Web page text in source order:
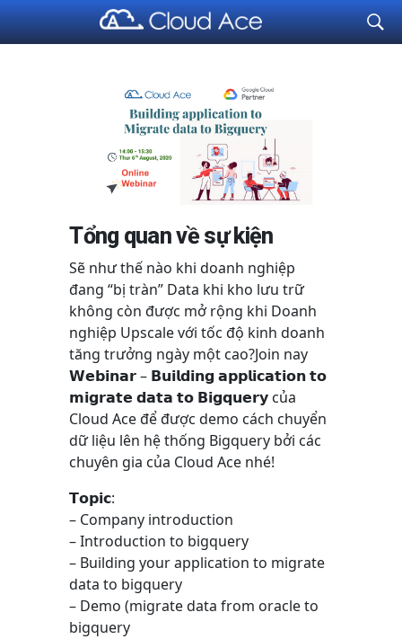
Cloud Ace
Nhà cung cấp giải pháp trên GCP cho doanh nghiệp
Tổng quan về sự kiện
Sẽ như thế nào khi doanh nghiệp
đang “bị tràn” Data khi kho lưu trữ
không còn được mở rộng khi Doanh
nghiệp Upscale với tốc độ kinh doanh
tăng trưởng ngày một cao?Join nay
𝗪𝗲𝗯𝗶𝗻𝗮𝗿 – 𝗕𝘂𝗶𝗹𝗱𝗶𝗻𝗴 𝗮𝗽𝗽𝗹𝗶𝗰𝗮𝘁𝗶𝗼𝗻 𝘁𝗼
𝗺𝗶𝗴𝗿𝗮𝘁𝗲 𝗱𝗮𝘁𝗮 𝘁𝗼 𝗕𝗶𝗴𝗾𝘂𝗲𝗿𝘆 của
Cloud Ace để được demo cách chuyển
dữ liệu lên hệ thống Bigquery bởi các
chuyên gia của Cloud Ace nhé!
𝗧𝗼𝗽𝗶𝗰:
– Company introduction
– Introduction to bigquery
– Building your application to migrate
data to bigquery
– Demo (migrate data from oracle to
bigquery